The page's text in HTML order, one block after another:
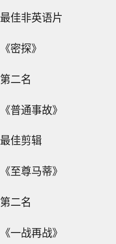
最佳非英语片
《密探》
第二名
《普通事故》
最佳剪辑
《至尊马蒂》
第二名
《一战再战》